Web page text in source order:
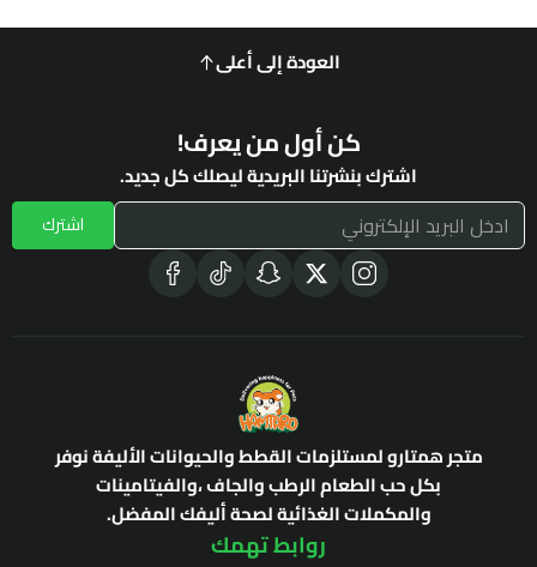
العودة إلى أعلى
كن أول من يعرف!
اشترك بنشرتنا البريدية ليصلك كل جديد.
اشترك
متجر همتارو لمستلزمات القطط والحيوانات الأليفة نوفر
بكل حب الطعام الرطب والجاف ،والفيتامينات
والمكملات الغذائية لصحة أليفك المفضل.
روابط تهمك